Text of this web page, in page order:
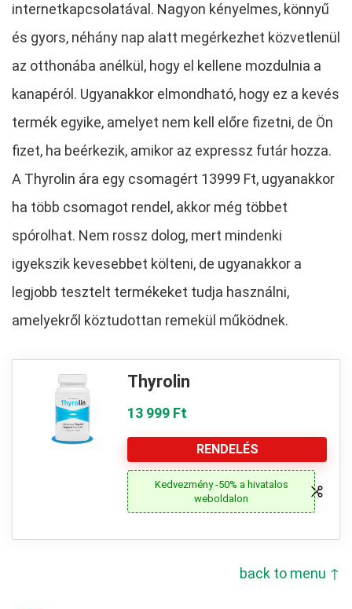
internetkapcsolatával. Nagyon kényelmes, könnyű
és gyors, néhány nap alatt megérkezhet közvetlenül
az otthonába anélkül, hogy el kellene mozdulnia a
kanapéról. Ugyanakkor elmondható, hogy ez a kevés
termék egyike, amelyet nem kell előre fizetni, de Ön
fizet, ha beérkezik, amikor az expressz futár hozza.
A Thyrolin ára egy csomagért 13999 Ft, ugyanakkor
ha több csomagot rendel, akkor még többet
spórolhat. Nem rossz dolog, mert mindenki
igyekszik kevesebbet költeni, de ugyanakkor a
legjobb tesztelt termékeket tudja használni,
amelyekről köztudottan remekül működnek.
Thyrolin
13 999 Ft
RENDELÉS
Kedvezmény -50% a hivatalos
weboldalon
back to menu ↑